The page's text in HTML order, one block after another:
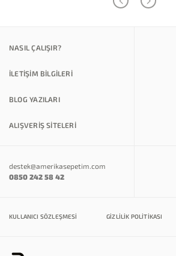
NASIL ÇALIŞIR?
İLETİŞİM BİLGİLERİ
BLOG YAZILARI
ALIŞVERİŞ SİTELERİ
destek@amerikasepetim.com
0850 242 58 42
KULLANICI SÖZLEŞMESI GIZLILIK POLITIKASI